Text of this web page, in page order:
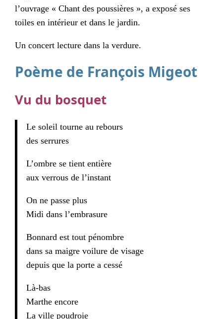
l’ouvrage « Chant des poussières », a exposé ses
toiles en intérieur et dans le jardin.
Un concert lecture dans la verdure.
Poème de François Migeot
Vu du bosquet
Le soleil tourne au rebours
des serrures
L’ombre se tient entière
aux verrous de l’instant
On ne passe plus
Midi dans l’embrasure
Bonnard est tout pénombre
dans sa maigre voilure de visage
depuis que la porte a cessé
Là-bas
Marthe encore
La ville poudroie